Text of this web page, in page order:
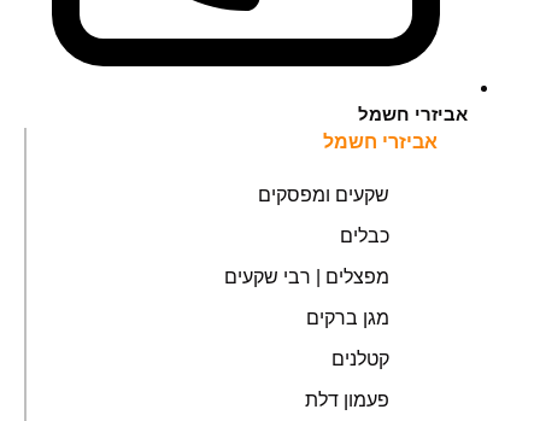
אביזרי חשמל
אביזרי חשמל
שקעים ומפסקים
כבלים
מפצלים | רבי שקעים
מגן ברקים
קטלנים
פעמון דלת